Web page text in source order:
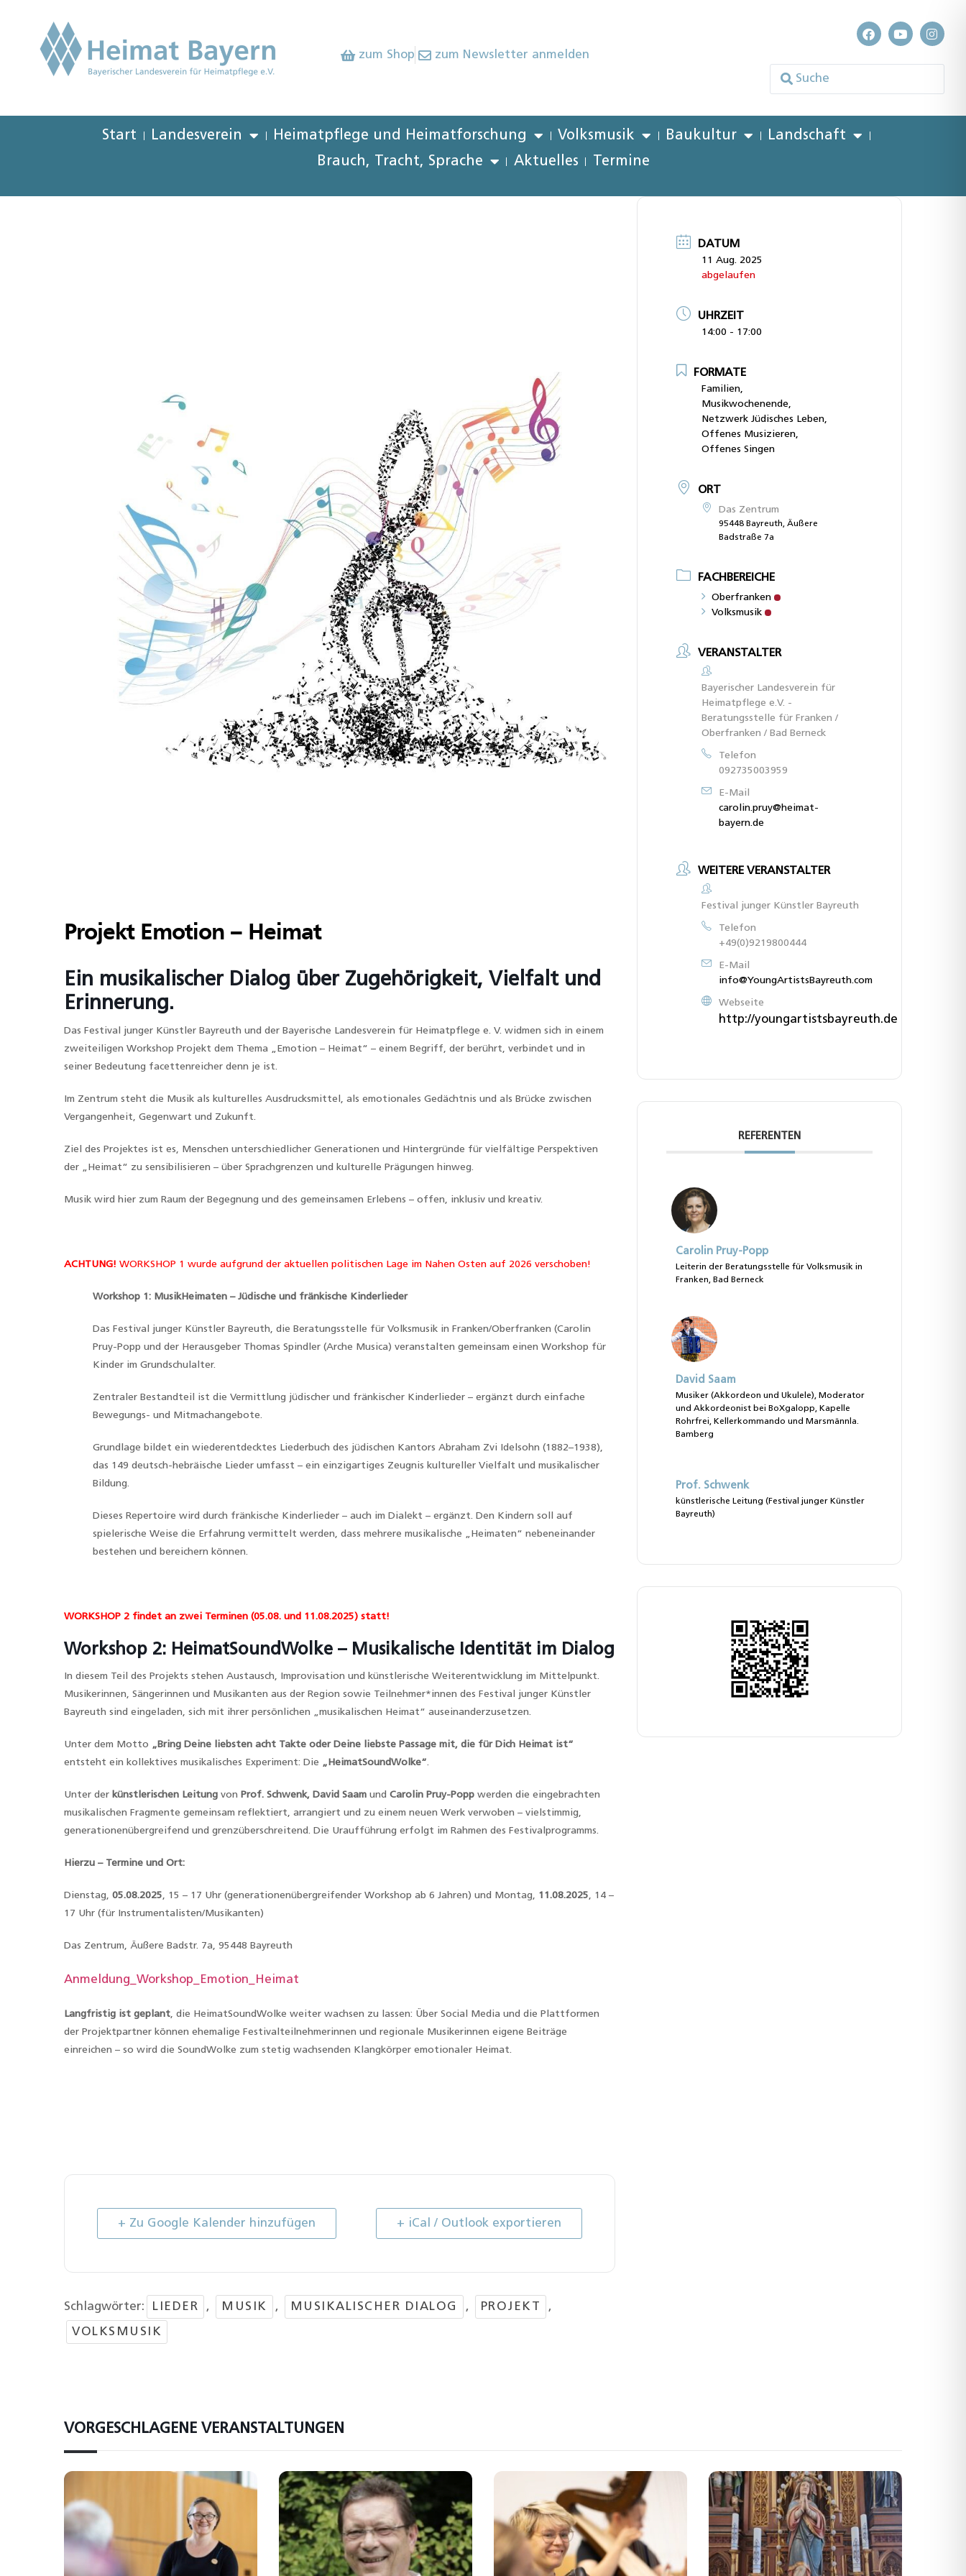
zum Shop zum Newsletter anmelden
Start Landesverein Heimatpflege und Heimatforschung Volksmusik Baukultur
Landschaft
Brauch, Tracht, Sprache
Aktuelles Termine
Projekt Emotion – Heimat
Ein musikalischer Dialog über Zugehörigkeit, Vielfalt und
Erinnerung.
Das Festival junger Künstler Bayreuth und der Bayerische Landesverein für Heimatpflege e. V. widmen sich in einem
zweiteiligen Workshop Projekt dem Thema „Emotion – Heimat“ – einem Begriff, der berührt, verbindet und in
seiner Bedeutung facettenreicher denn je ist.
Im Zentrum steht die Musik als kulturelles Ausdrucksmittel, als emotionales Gedächtnis und als Brücke zwischen
Vergangenheit, Gegenwart und Zukunft.
Ziel des Projektes ist es, Menschen unterschiedlicher Generationen und Hintergründe für vielfältige Perspektiven
der „Heimat“ zu sensibilisieren – über Sprachgrenzen und kulturelle Prägungen hinweg.
Musik wird hier zum Raum der Begegnung und des gemeinsamen Erlebens – offen, inklusiv und kreativ.
ACHTUNG! WORKSHOP 1 wurde aufgrund der aktuellen politischen Lage im Nahen Osten auf 2026 verschoben!
Workshop 1: MusikHeimaten – Jüdische und fränkische Kinderlieder
Das Festival junger Künstler Bayreuth, die Beratungsstelle für Volksmusik in Franken/Oberfranken (Carolin
Pruy-Popp und der Herausgeber Thomas Spindler (Arche Musica) veranstalten gemeinsam einen Workshop für
Kinder im Grundschulalter.
Zentraler Bestandteil ist die Vermittlung jüdischer und fränkischer Kinderlieder – ergänzt durch einfache
Bewegungs- und Mitmachangebote.
Grundlage bildet ein wiederentdecktes Liederbuch des jüdischen Kantors Abraham Zvi Idelsohn (1882–1938),
das 149 deutsch-hebräische Lieder umfasst – ein einzigartiges Zeugnis kultureller Vielfalt und musikalischer
Bildung.
Dieses Repertoire wird durch fränkische Kinderlieder – auch im Dialekt – ergänzt. Den Kindern soll auf
spielerische Weise die Erfahrung vermittelt werden, dass mehrere musikalische „Heimaten“ nebeneinander
bestehen und bereichern können.
WORKSHOP 2 findet an zwei Terminen (05.08. und 11.08.2025) statt!
Workshop 2: HeimatSoundWolke – Musikalische Identität im Dialog
In diesem Teil des Projekts stehen Austausch, Improvisation und künstlerische Weiterentwicklung im Mittelpunkt.
Musikerinnen, Sängerinnen und Musikanten aus der Region sowie Teilnehmer*innen des Festival junger Künstler
Bayreuth sind eingeladen, sich mit ihrer persönlichen „musikalischen Heimat“ auseinanderzusetzen.
Unter dem Motto „Bring Deine liebsten acht Takte oder Deine liebste Passage mit, die für Dich Heimat ist“
entsteht ein kollektives musikalisches Experiment: Die „HeimatSoundWolke“.
Unter der künstlerischen Leitung von Prof. Schwenk, David Saam und Carolin Pruy-Popp werden die eingebrachten
musikalischen Fragmente gemeinsam reflektiert, arrangiert und zu einem neuen Werk verwoben – vielstimmig,
generationenübergreifend und grenzüberschreitend. Die Uraufführung erfolgt im Rahmen des Festivalprogramms.
Hierzu – Termine und Ort:
Dienstag, 05.08.2025, 15 – 17 Uhr (generationenübergreifender Workshop ab 6 Jahren) und Montag, 11.08.2025, 14 –
17 Uhr (für Instrumentalisten/Musikanten)
Das Zentrum, Äußere Badstr. 7a, 95448 Bayreuth
Anmeldung_Workshop_Emotion_Heimat
Langfristig ist geplant, die HeimatSoundWolke weiter wachsen zu lassen: Über Social Media und die Plattformen
der Projektpartner können ehemalige Festivalteilnehmerinnen und regionale Musikerinnen eigene Beiträge
einreichen – so wird die SoundWolke zum stetig wachsenden Klangkörper emotionaler Heimat.
+ Zu Google Kalender hinzufügen + iCal / Outlook exportieren
Schlagwörter: LIEDER , MUSIK , MUSIKALISCHER DIALOG , PROJEKT ,
VOLKSMUSIK
DATUM
11 Aug. 2025
abgelaufen
UHRZEIT
14:00 - 17:00
FORMATE
Familien,
Musikwochenende,
Netzwerk Jüdisches Leben,
Offenes Musizieren,
Offenes Singen
ORT
Das Zentrum
95448 Bayreuth, Äußere
Badstraße 7a
FACHBEREICHE
Oberfranken
Volksmusik
VERANSTALTER
Bayerischer Landesverein für
Heimatpflege e.V. -
Beratungsstelle für Franken /
Oberfranken / Bad Berneck
Telefon
092735003959
E-Mail
carolin.pruy@heimat-
bayern.de
WEITERE VERANSTALTER
Festival junger Künstler Bayreuth
Telefon
+49(0)9219800444
E-Mail
info@YoungArtistsBayreuth.com
Webseite
http://youngartistsbayreuth.de
REFERENTEN
Carolin Pruy-Popp
Leiterin der Beratungsstelle für Volksmusik in
Franken, Bad Berneck
David Saam
Musiker (Akkordeon und Ukulele), Moderator
und Akkordeonist bei BoXgalopp, Kapelle
Rohrfrei, Kellerkommando und Marsmännla.
Bamberg
Prof. Schwenk
künstlerische Leitung (Festival junger Künstler
Bayreuth)
VORGESCHLAGENE VERANSTALTUNGEN